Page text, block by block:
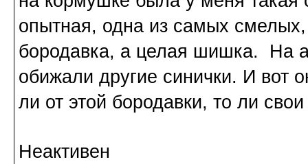
опытная, одна из самых
бородавка, а целая шишка. На
обижали другие синички. И вот
ли от этой бородавки, то ли
Неактивен